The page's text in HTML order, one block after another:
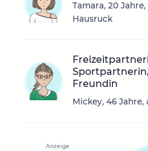
Tamara, 20
Hausruck
Freundin
Mickey, 46 Jahre,